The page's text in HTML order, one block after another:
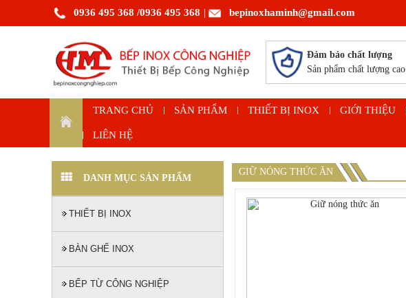
0936 495 368 /0936 495 368 bepinoxhaminh@gmail.com
Đảm bảo chất lượng
Sản phẩm chất lượng cao
TRANG CHỦ SẢN PHẨM THIẾT BỊ INOX GIỚI THIỆU
LIÊN HỆ
DANH MỤC SẢN PHẨM
THIẾT BỊ INOX
BÀN GHẾ INOX
BẾP TỪ CÔNG NGHIỆP
GIỮ NÓNG THỨC ĂN